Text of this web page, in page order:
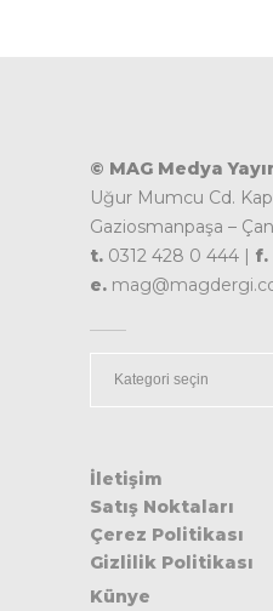
© MAG Medya
Uğur Mumcu Cd.
Gaziosmanpaşa –
t. 0312 428 0 444 | f.
e.
İletişim
Satış Noktaları
Çerez Politikası
Gizlilik Politikası
Künye